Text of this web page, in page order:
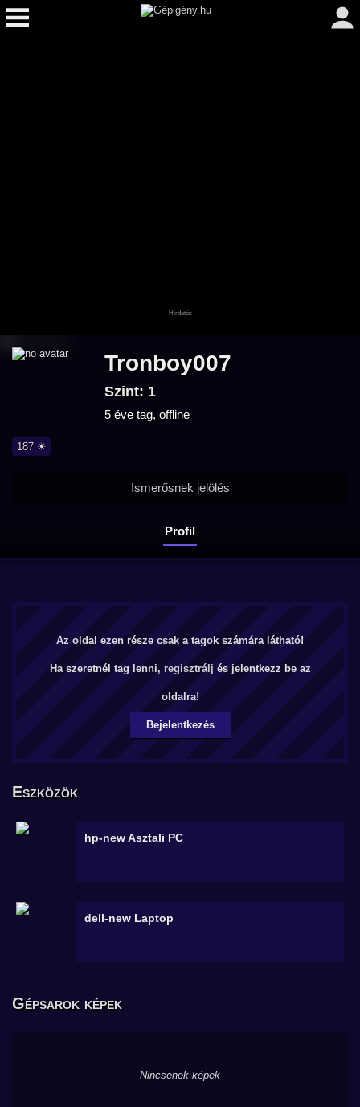
Tronboy007
Szint: 1
5 éve tag, offline
187 ☀
Profil
Ismerősnek jelölés
Az oldal ezen része csak a tagok számára látható!
Ha szeretnél tag lenni, regisztrálj és jelentkezz be az
oldalra!
Bejelentkezés
Eszközök
hp-newAsztali PC
dell-new Laptop
Gépsarok képek
Nincsenek képek